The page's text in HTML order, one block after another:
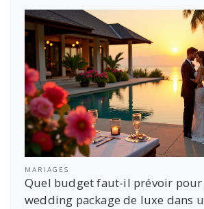
MARIAGES
Quel budget faut-il prévoir pour
wedding package de luxe dans